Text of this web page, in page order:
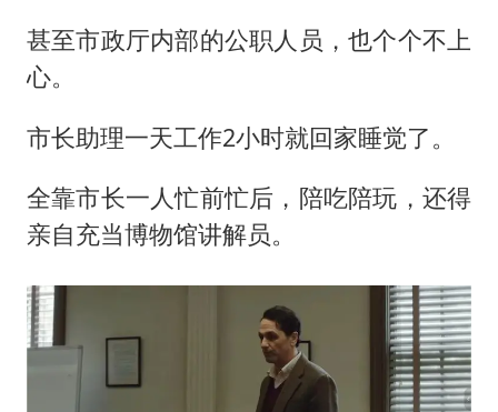
甚至市政厅内部的公职人员，也个个不上
心。
市长助理一天工作2小时就回家睡觉了。
全靠市长一人忙前忙后，陪吃陪玩，还得
亲自充当博物馆讲解员。